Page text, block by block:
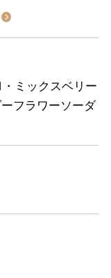
ミックスベリー
フラワーソーダ